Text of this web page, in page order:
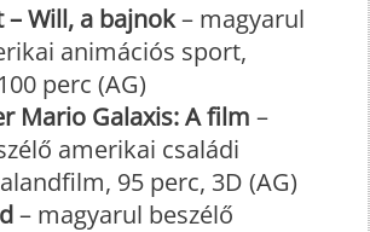
– Will, a bajnok– magyarul
animációs sport,
perc (AG)
Mario Galaxis: A film –
amerikai családi
95 perc, 3D (AG)
– magyarul beszélő